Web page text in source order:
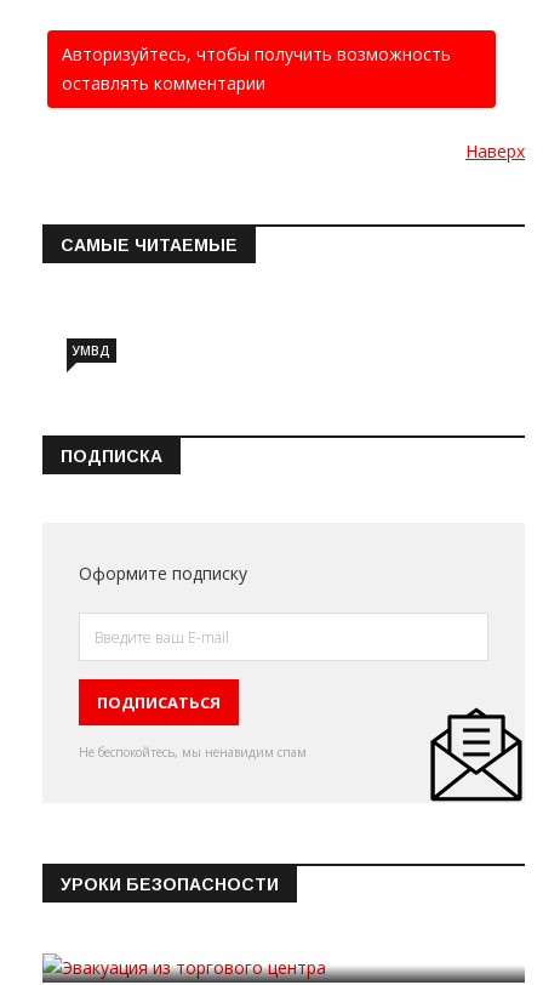
Авторизуйтесь, чтобы получить возможность
оставлять комментарии
Наверх
САМЫЕ ЧИТАЕМЫЕ
УМВД
ПОДПИСКА
Оформите подписку
Не беспокойтесь, мы ненавидим спам
УРОКИ БЕЗОПАСНОСТИ